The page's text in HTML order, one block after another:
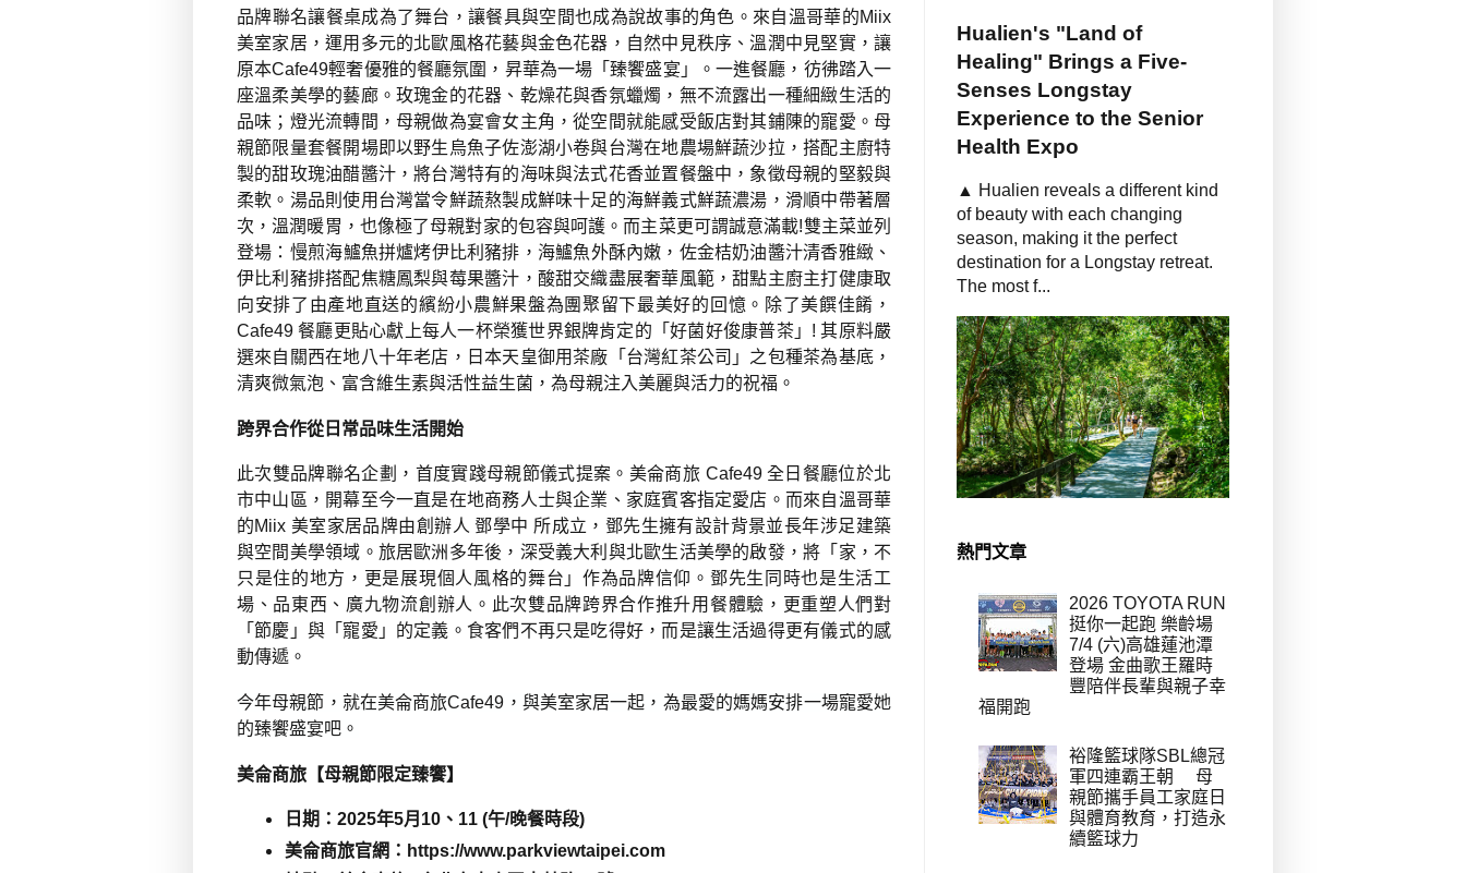
品牌聯名讓餐桌成為了舞台，讓餐具與空間也成為說故事的角色。來自溫哥華的Miix
美室家居，運用多元的北歐風格花藝與金色花器，自然中見秩序、溫潤中見堅實，讓
原本Cafe49輕奢優雅的餐廳氛圍，昇華為一場「臻饗盛宴」。一進餐廳，彷彿踏入一
座溫柔美學的藝廊。玫瑰金的花器、乾燥花與香氛蠟燭，無不流露出一種細緻生活的
品味；燈光流轉間，母親做為宴會女主角，從空間就能感受飯店對其鋪陳的寵愛。母
親節限量套餐開場即以野生烏魚子佐澎湖小卷與台灣在地農場鮮蔬沙拉，搭配主廚特
製的甜玫瑰油醋醬汁，將台灣特有的海味與法式花香並置餐盤中，象徵母親的堅毅與
柔軟。湯品則使用台灣當令鮮蔬熬製成鮮味十足的海鮮義式鮮蔬濃湯，滑順中帶著層
次，溫潤暖胃，也像極了母親對家的包容與呵護。而主菜更可謂誠意滿載!雙主菜並列
登場： 慢煎海鱸魚拼爐烤伊比利豬排，海鱸魚外酥內嫩，佐金桔奶油醬汁清香雅緻 、
伊比利豬排搭配焦糖鳳梨與莓果醬汁，酸甜交織盡展奢華風範，甜點主廚主打健康取
向安排了由產地直送的繽紛小農鮮果盤為團聚留下最美好的回憶。除了美饌佳餚，
Cafe49 餐廳更貼心獻上每人一杯榮獲世界銀牌肯定的「好菌好俊康普茶」! 其原料嚴
選來自關西在地八十年老店，日本天皇御用茶廠「台灣紅茶公司」之包種茶為基底，
清爽微氣泡 、 富含維生素與活性益生菌，為母親注入美麗與活力的祝福。
跨界合作從日常品味生活開始
此次雙品牌聯名企劃，首度實踐母親節儀式提案。美侖商旅 Cafe49 全日餐廳位於北
市中山區，開幕至今一直是在地商務人士與企業 、 家庭賓客指定愛店。而來自溫哥華
的Miix 美室家居品牌由創辦人 鄧學中 所成立，鄧先生擁有設計背景並長年涉足建築
與空間美學領域。旅居歐洲多年後，深受義大利與北歐生活美學的啟發，將「家，不
只是住的地方，更是展現個人風格的舞台」作為品牌信仰。鄧先生同時也是生活工
場、品東西、廣九物流創辦人。此次雙品牌跨界合作推升用餐體驗，更重塑人們對
「節慶」與「寵愛」的定義。食客們不再只是吃得好，而是讓生活過得更有儀式的感
動傳遞。
今年母親節，就在美侖商旅Cafe49，與美室家居一起，為最愛的媽媽安排一場寵愛她
的臻饗盛宴吧。
美侖商旅【母親節限定臻饗】
日期：2025年5月10、11 (午/晚餐時段)
美侖商旅官網：https://www.parkviewtaipei.com
Hualien's "Land of
Healing" Brings a Five-
Senses Longstay
Experience to the Senior
Health Expo
▲ Hualien reveals a different kind
of beauty with each changing
season, making it the perfect
destination for a Longstay retreat.
The most f...
熱門文章
2026 TOYOTA RUN
挺你一起跑 樂齡場
7/4 (六)高雄蓮池潭
登場 金曲歌王羅時
豐陪伴長輩與親子幸
福開跑
裕隆籃球隊SBL總冠
軍四連霸王朝 母
親節攜手員工家庭日
與體育教育，打造永
續籃球力